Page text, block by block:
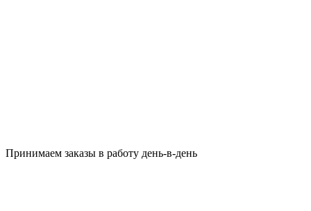
Принимаем заказы в работу день-в-день